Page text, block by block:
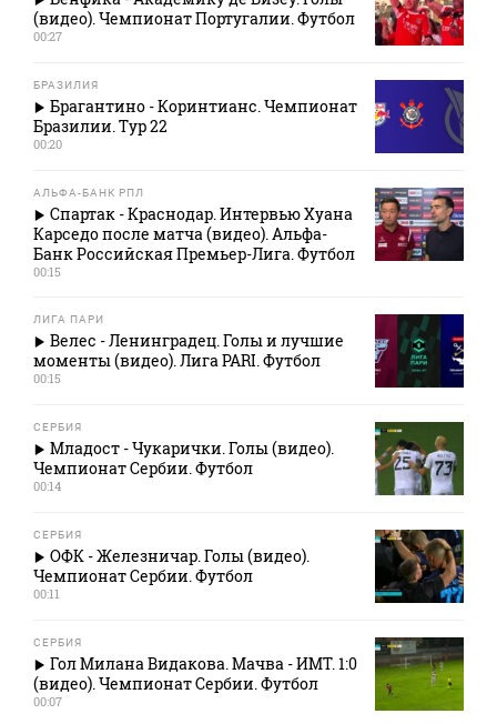
(видео). Чемпионат Португалии. Футбол
00:27
БРАЗИЛИЯ
Брагантино - Коринтианс. Чемпионат
Бразилии. Тур 22
00:20
АЛЬФА-БАНК РПЛ
Спартак - Краснодар. Интервью Хуана
Карседо после матча (видео). Альфа-
Банк Российская Премьер-Лига. Футбол
00:15
ЛИГА ПАРИ
Велес - Ленинградец. Голы и лучшие
моменты (видео). Лига PARI. Футбол
00:15
СЕРБИЯ
Младост - Чукарички. Голы (видео).
Чемпионат Сербии. Футбол
00:14
СЕРБИЯ
ОФК - Железничар. Голы (видео).
Чемпионат Сербии. Футбол
00:11
СЕРБИЯ
Гол Милана Видакова. Мачва - ИМТ. 1:0
(видео). Чемпионат Сербии. Футбол
00:07